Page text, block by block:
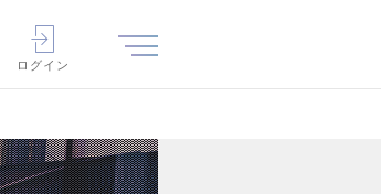
ログイン